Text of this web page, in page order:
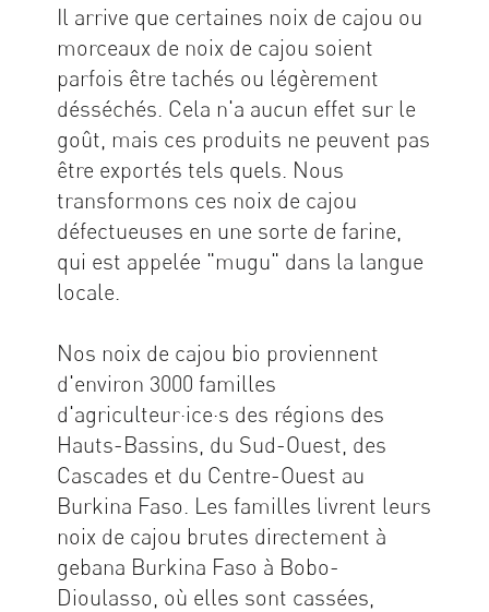
Il arrive que certaines noix de cajou ou
morceaux de noix de cajou soient
parfois être tachés ou légèrement
désséchés. Cela n'a aucun effet sur le
goût, mais ces produits ne peuvent pas
être exportés tels quels. Nous
transformons ces noix de cajou
défectueuses en une sorte de farine,
qui est appelée "mugu" dans la langue
locale.
Nos noix de cajou bio proviennent
d'environ 3000 familles
d'agriculteur·ice·s des régions des
Hauts-Bassins, du Sud-Ouest, des
Cascades et du Centre-Ouest au
Burkina Faso. Les familles livrent leurs
noix de cajou brutes directement à
gebana Burkina Faso à Bobo-
Dioulasso, où elles sont cassées,